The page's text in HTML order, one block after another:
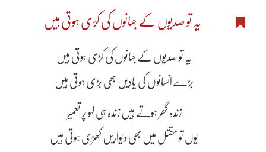
یہ تو صدیوں کے جہانوں کی کڑی ہوتی ہیں
یہ تو صدیوں کے جہانوں کی کڑی ہوتی ہیں
بڑے انسانوں کی یادیں بھی بڑی ہوتی ہیں
زندہ گھر ہوتے ہیں زندہ ہی لہو پر تعمیر
یوں تو مقتل میں بھی دیواریں کھڑی ہوتی ہیں